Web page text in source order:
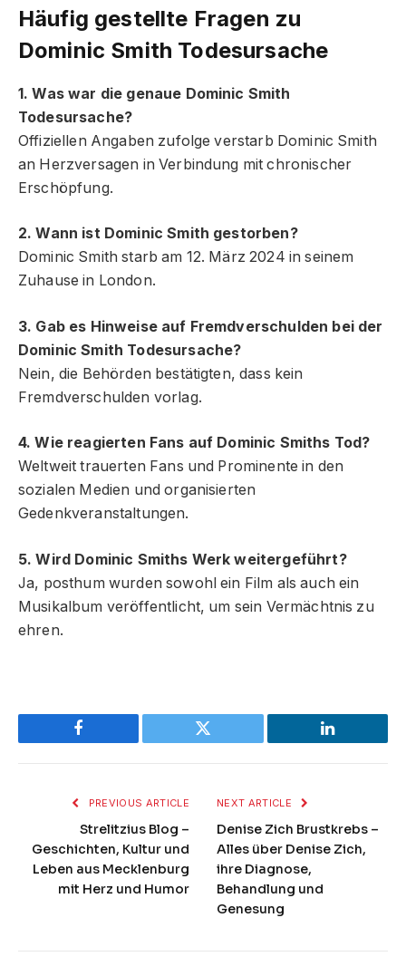
Häufig gestellte Fragen zu
Dominic Smith Todesursache
1. Was war die genaue Dominic Smith
Todesursache?
Offiziellen Angaben zufolge verstarb Dominic Smith
an Herzversagen in Verbindung mit chronischer
Erschöpfung.
2. Wann ist Dominic Smith gestorben?
Dominic Smith starb am 12. März 2024 in seinem
Zuhause in London.
3. Gab es Hinweise auf Fremdverschulden bei der
Dominic Smith Todesursache?
Nein, die Behörden bestätigten, dass kein
Fremdverschulden vorlag.
4. Wie reagierten Fans auf Dominic Smiths Tod?
Weltweit trauerten Fans und Prominente in den
sozialen Medien und organisierten
Gedenkveranstaltungen.
5. Wird Dominic Smiths Werk weitergeführt?
Ja, posthum wurden sowohl ein Film als auch ein
Musikalbum veröffentlicht, um sein Vermächtnis zu
ehren.
Facebook Twitter LinkedIn
PREVIOUS ARTICLE
Strelitzius Blog –
Geschichten, Kultur und
Leben aus Mecklenburg
mit Herz und Humor
NEXT ARTICLE
Denise Zich Brustkrebs –
Alles über Denise Zich,
ihre Diagnose,
Behandlung und
Genesung